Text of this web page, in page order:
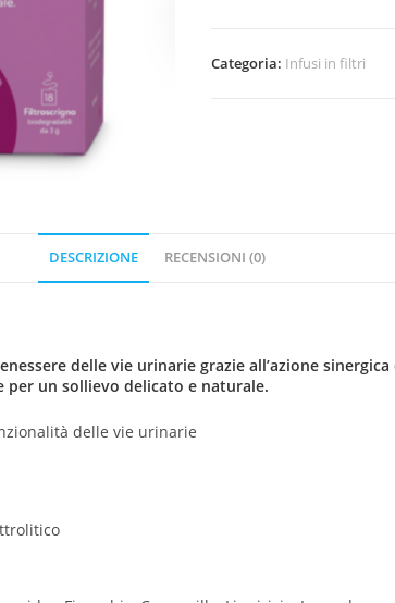
Categoria: Infusi in filtri
DESCRIZIONE RECENSIONI (0)
delle vie urinarie grazie all’azione
per un sollievo delicato e naturale.
delle vie urinarie